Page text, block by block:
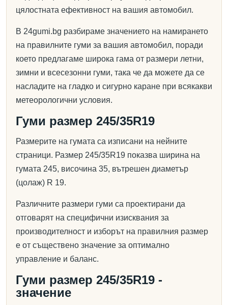
цялостната ефективност на вашия автомобил.
В 24gumi.bg разбираме значението на намирането
на правилните гуми за вашия автомобил, поради
което предлагаме широка гама от размери летни,
зимни и всесезонни гуми, така че да можете да се
насладите на гладко и сигурно каране при всякакви
метеорологични условия.
Гуми размер 245/35R19
Размерите на гумата са изписани на нейните
страници. Размер 245/35R19 показва ширина на
гумата 245, височина 35, вътрешен диаметър
(цолаж) R 19.
Различните размери гуми са проектирани да
отговарят на специфични изисквания за
производителност и изборът на правилния размер
е от съществено значение за оптимално
управление и баланс.
Гуми размер 245/35R19 -
значение